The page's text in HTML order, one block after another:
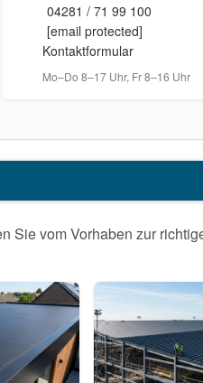
04281 / 71 99 100
[email protected]
Kontaktformular
Mo–Do 8–17 Uhr, Fr 8–16 Uhr
Sie vom Vorhaben zur